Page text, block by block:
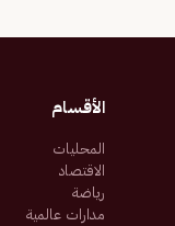
الأقسام
المحليات
الاقتصاد
رياضة
مدارات عالمية